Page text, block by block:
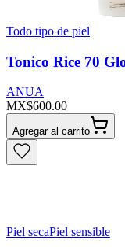
Todo tipo de piel
Tonico Rice 70
ANUA
MX$600.00
Agregar al carrito
Piel secaPiel sensible